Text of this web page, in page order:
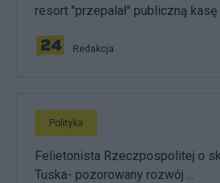
resort "przepalał" publiczną kasę
Redakcja
Polityka
Felietonista Rzeczpospolitej o
Tuska- pozorowany rozwój ...